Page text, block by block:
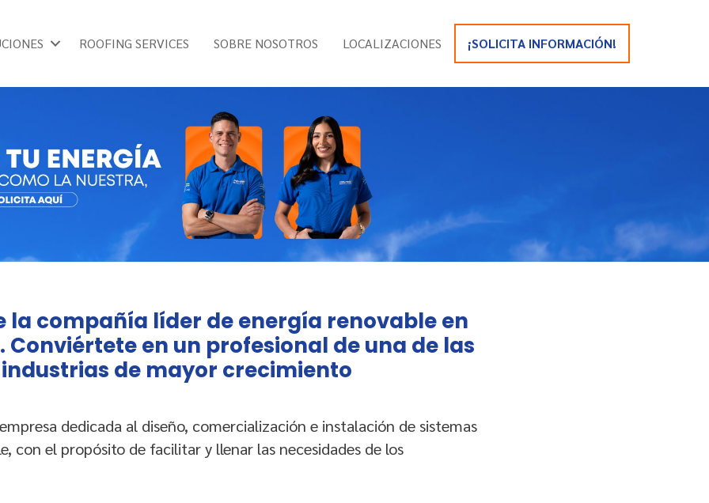
ROOFING SERVICES SOBRE NOSOTROS LOCALIZACIONES ¡SOLICITA INFORMACIÓN!
la compañía líder de energía renovable en
Conviértete en un profesional de una de las
industrias de mayor crecimiento
dedicada al diseño, comercialización e instalación de sistemas
con el propósito de facilitar y llenar las necesidades de los